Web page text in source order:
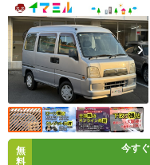
無
料
今す